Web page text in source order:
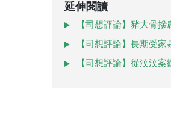
延伸閱讀
【司想評論】豬大骨
【司想評論】長期受
【司想評論】從汶汶